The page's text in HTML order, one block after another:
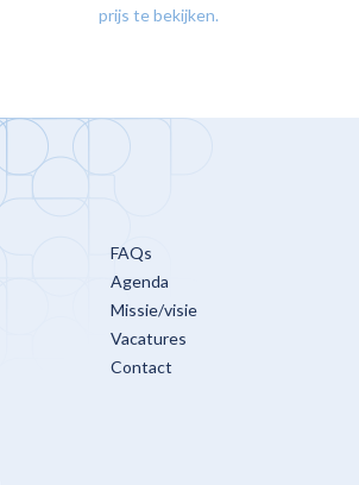
prijs te bekijken.
FAQs
Agenda
Missie/visie
Vacatures
Contact